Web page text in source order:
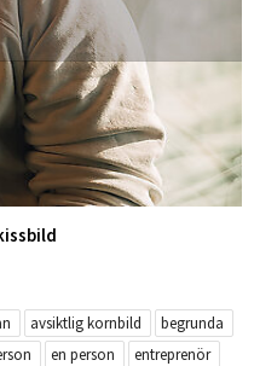
avsiktlig kornbild
begrunda
en person
entreprenör